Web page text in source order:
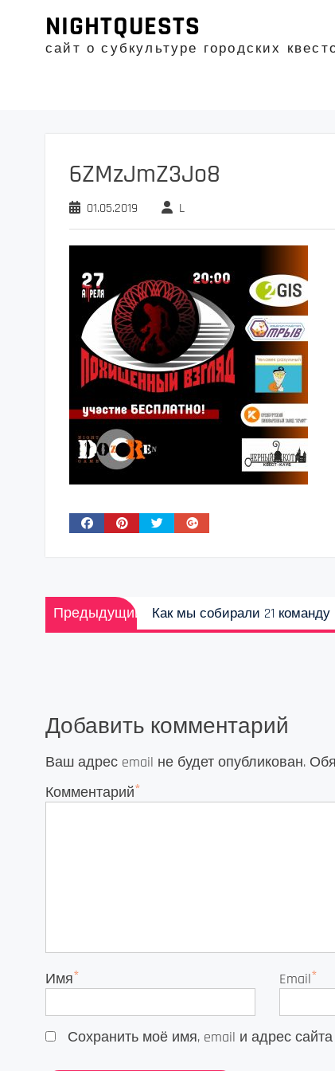
содержимому
NIGHTQUESTS
сайт о субкультуре городских
6ZMzJmZ3Jo8
01.05.2019 L
Навигация
по
Предыдущий
Предыдущая
запись:
Как мы собирали 21
Добавить комментарий
Ваш адрес email не будет опубликован.
Комментарий*
Имя* Email*
Сохранить моё имя, email и адрес